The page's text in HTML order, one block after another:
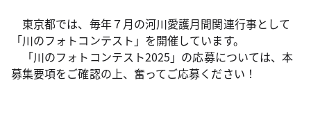
東京都では、毎年７月の河川愛護月間関連行事として
「川のフォトコンテスト」を開催しています。
「川のフォトコンテスト2025」の応募については、本
募集要項をご確認の上、奮ってご応募ください！